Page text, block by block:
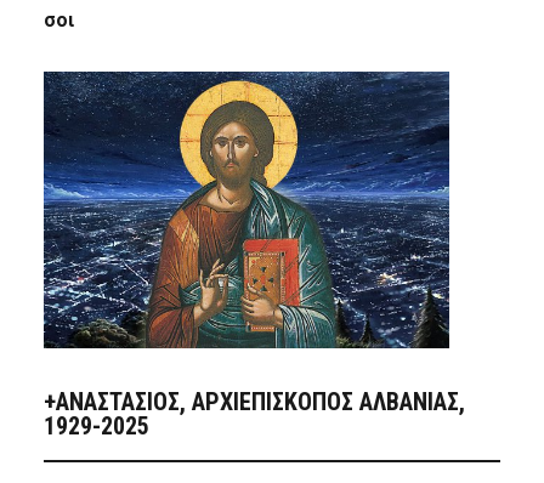
σοι
+ΑΝΑΣΤΆΣΙΟΣ, ΑΡΧΙΕΠΊΣΚΟΠΟΣ ΑΛΒΑΝΊΑΣ,
1929-2025